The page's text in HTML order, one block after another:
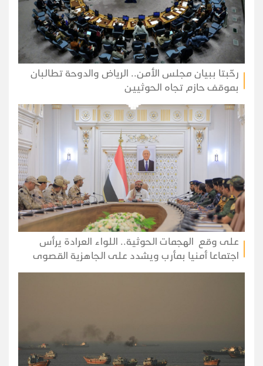
رحّبتا ببيان مجلس الأمن.. الرياض والدوحة تطالبان
بموقف حازم تجاه الحوثيين
على وقع الهجمات الحوثية.. اللواء العرادة يرأس
اجتماعا أمنيا بمأرب ويشدد على الجاهزية القصوى